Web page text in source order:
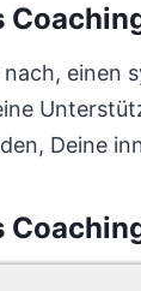
einen
Deine